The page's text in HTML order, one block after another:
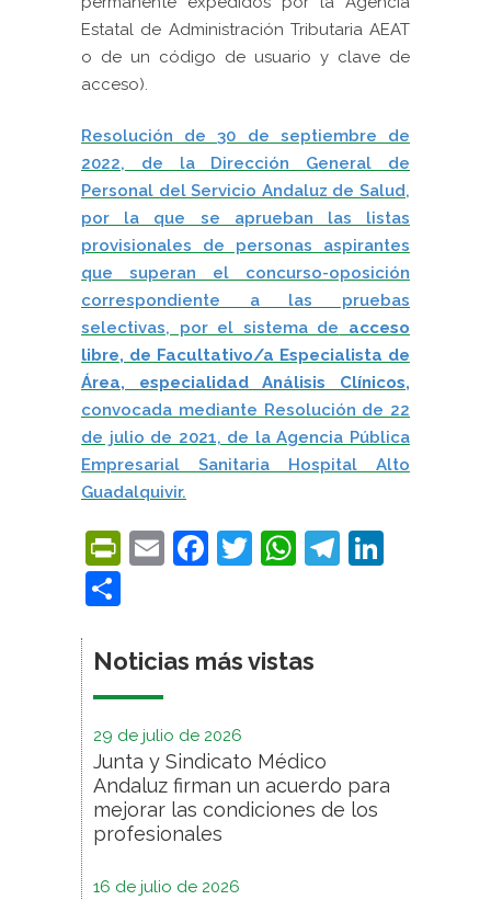
Estatal de Administración Tributaria AEAT
o de un código de usuario y clave de
acceso).
Resolución de 30 de septiembre de
2022, de la Dirección General de
Personal del Servicio Andaluz de Salud,
por la que se aprueban las listas
provisionales de personas aspirantes
que superan el concurso-oposición
correspondiente a las pruebas
selectivas, por el sistema de acceso
libre, de Facultativo/a Especialista de
Área, especialidad Análisis Clínicos,
convocada mediante Resolución de 22
de julio de 2021, de la Agencia Pública
Empresarial Sanitaria Hospital Alto
Guadalquivir.
PrintFriendly
EmailFacebook
Twitter
WhatsApp
Noticias más vistas
29 de julio de 2026
Junta y Sindicato Médico
Andaluz firman un acuerdo para
mejorar las condiciones de los
profesionales
16 de julio de 2026